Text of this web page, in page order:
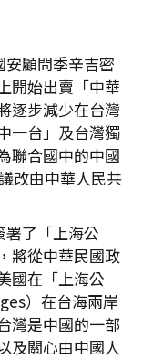
安顧問季辛吉密
開始出賣「中華
逐步減少在台灣
一台」及台灣獨
聯合國中的中國
改由中華人民共
署了「上海公
將從中華民國政
國在「上海公
）在台海兩岸
灣是中國的一部
及關心由中國人